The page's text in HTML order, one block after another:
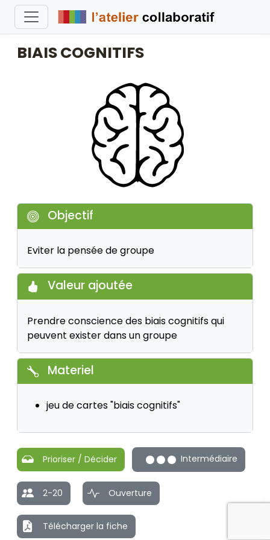
BIAIS COGNITIFS
Objectif
Eviter la pensée de groupe
Valeur ajoutée
Prendre conscience des biais cognitifs qui
peuvent exister dans un groupe
Materiel
jeu de cartes "biais cognitifs"
Prioriser / Décider Intermédiaire
2-20 Ouverture
Télécharger la fiche